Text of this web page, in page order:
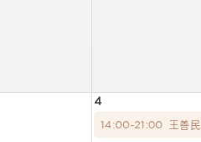
4
14:00-21:00 王善民